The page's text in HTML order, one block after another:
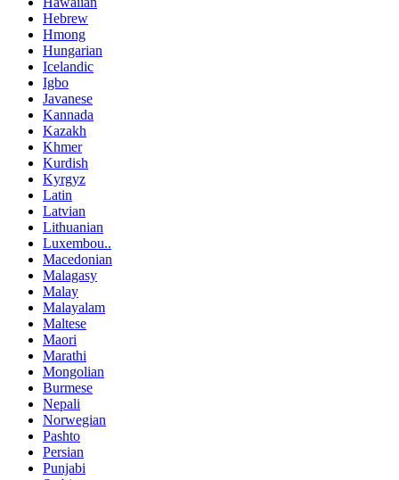
Hebrew
Hmong
Hungarian
Icelandic
Igbo
Javanese
Kannada
Kazakh
Khmer
Kurdish
Kyrgyz
Latin
Latvian
Lithuanian
Luxembou..
Macedonian
Malagasy
Malay
Malayalam
Maltese
Maori
Marathi
Mongolian
Burmese
Nepali
Norwegian
Pashto
Persian
Punjabi